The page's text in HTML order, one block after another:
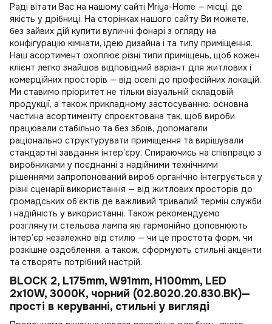
Раді вітати Вас на нашому сайті Mriya-Home — місці, де
якість у дрібниці. На сторінках нашого сайту Ви можете,
без зайвих дій купити вуличні фонарі з огляду на
конфігурацію кімнати, ідею дизайна і та типу приміщення.
Наш асортимент охоплює різні типи приміщень, щоб кожен
клієнт легко знайшов відповідний варіант для житлових і
комерційних просторів — від оселі до професійних локацій.
Ми ставимо пріоритет не тільки візуальній складовій
продукції, а також прикладному застосуванню: основна
частина асортименту спроєктована так, щоб вироби
працювали стабільно та без збоїв, допомагали
раціонально структурувати приміщення та вирішували
стандартні завдання інтер’єру. Спираючись на співпрацю з
виробниками у поєднанні з надійними технічними
рішеннями запропонований вироб органічно інтегрується у
різні сценарії використання — від житлових просторів до
громадських об’єктів де важливий тривалий термін служби
і надійність у використанні. Також рекомендуємо
розглянути стельова лампа які гармонійно доповнюють
інтер’єр незалежно від стилю — чи це простота форм, чи
розкішне оздоблення, а також, сформують стильні акценти
та створять потрібний настрій.
BLOCK 2, L175mm, W91mm, H100mm, LED
2x10W, 3000К, чорний (02.8020.20.830.BK)—
прості в керуванні, стильні у вигляді